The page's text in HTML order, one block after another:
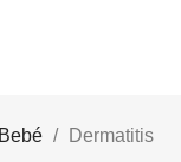
Bebé
Dermatitis